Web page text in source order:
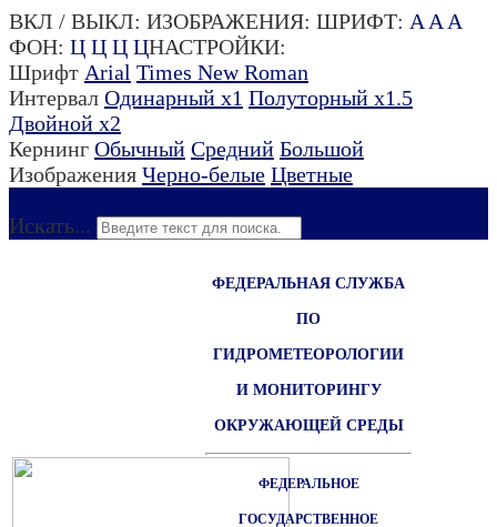
ВКЛ / ВЫКЛ: ИЗОБРАЖЕНИЯ: ШРИФТ: A A A
ФОН: Ц Ц Ц ЦНАСТРОЙКИ:
Шрифт Arial Times New Roman
Интервал Одинарный х1 Полуторный х1.5
Двойной х2
Кернинг Обычный Средний Большой
Изображения Черно-белые Цветные
Искать...
ФЕДЕРАЛЬНАЯ СЛУЖБА
ПО
ГИДРОМЕТЕОРОЛОГИИ
И МОНИТОРИНГУ
ОКРУЖАЮЩЕЙ СРЕДЫ
ФЕДЕРАЛЬНОЕ
ГОСУДАРСТВЕННОЕ